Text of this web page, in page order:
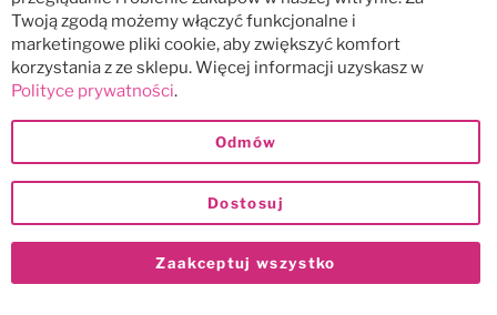
Twoją zgodą możemy włączyć funkcjonalne i
marketingowe pliki cookie, aby zwiększyć komfort
korzystania z ze sklepu. Więcej informacji uzyskasz w
Polityce prywatności.
Zaakceptuj wszystko
Dostosuj
Odmów